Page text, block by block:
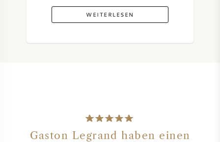
WEITERLESEN
Gaston Legrand haben einen